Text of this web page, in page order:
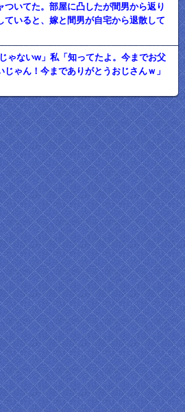
ついてた。部屋に凸したが間男から返り
ていると、嫁と間男が自宅から退散して
ゃないw」私「知ってたよ。今までお父
ゃん！今までありがとうおじさんｗ」